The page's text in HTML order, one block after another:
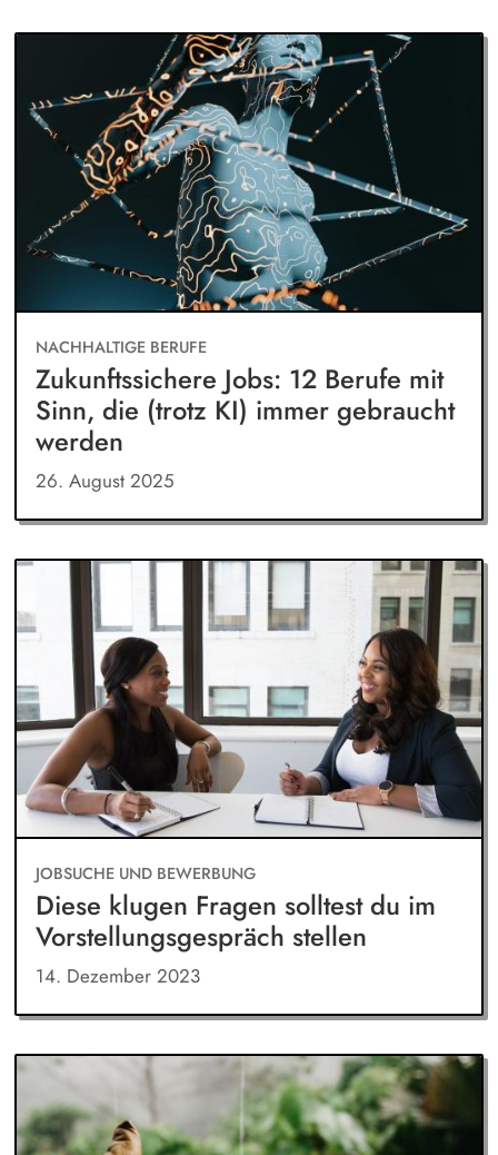
NACHHALTIGE BERUFE
Zukunftssichere Jobs: 12 Berufe mit
Sinn, die (trotz KI) immer gebraucht
werden
26. August 2025
JOBSUCHE UND BEWERBUNG
Diese klugen Fragen solltest du im
Vorstellungsgespräch stellen
14. Dezember 2023